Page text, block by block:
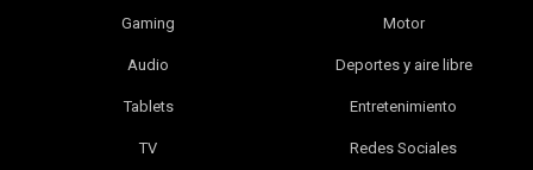
Gaming
Audio
Tablets
TV
Motor
Deportes y aire libre
Entretenimiento
Redes Sociales